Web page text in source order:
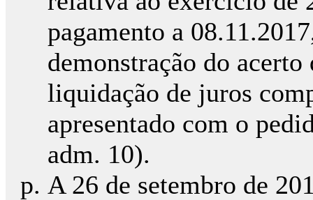
pagamento a
demonstração do acerto
liquidação de juros
apresentado com o
adm. 10).
A 26 de setembro de